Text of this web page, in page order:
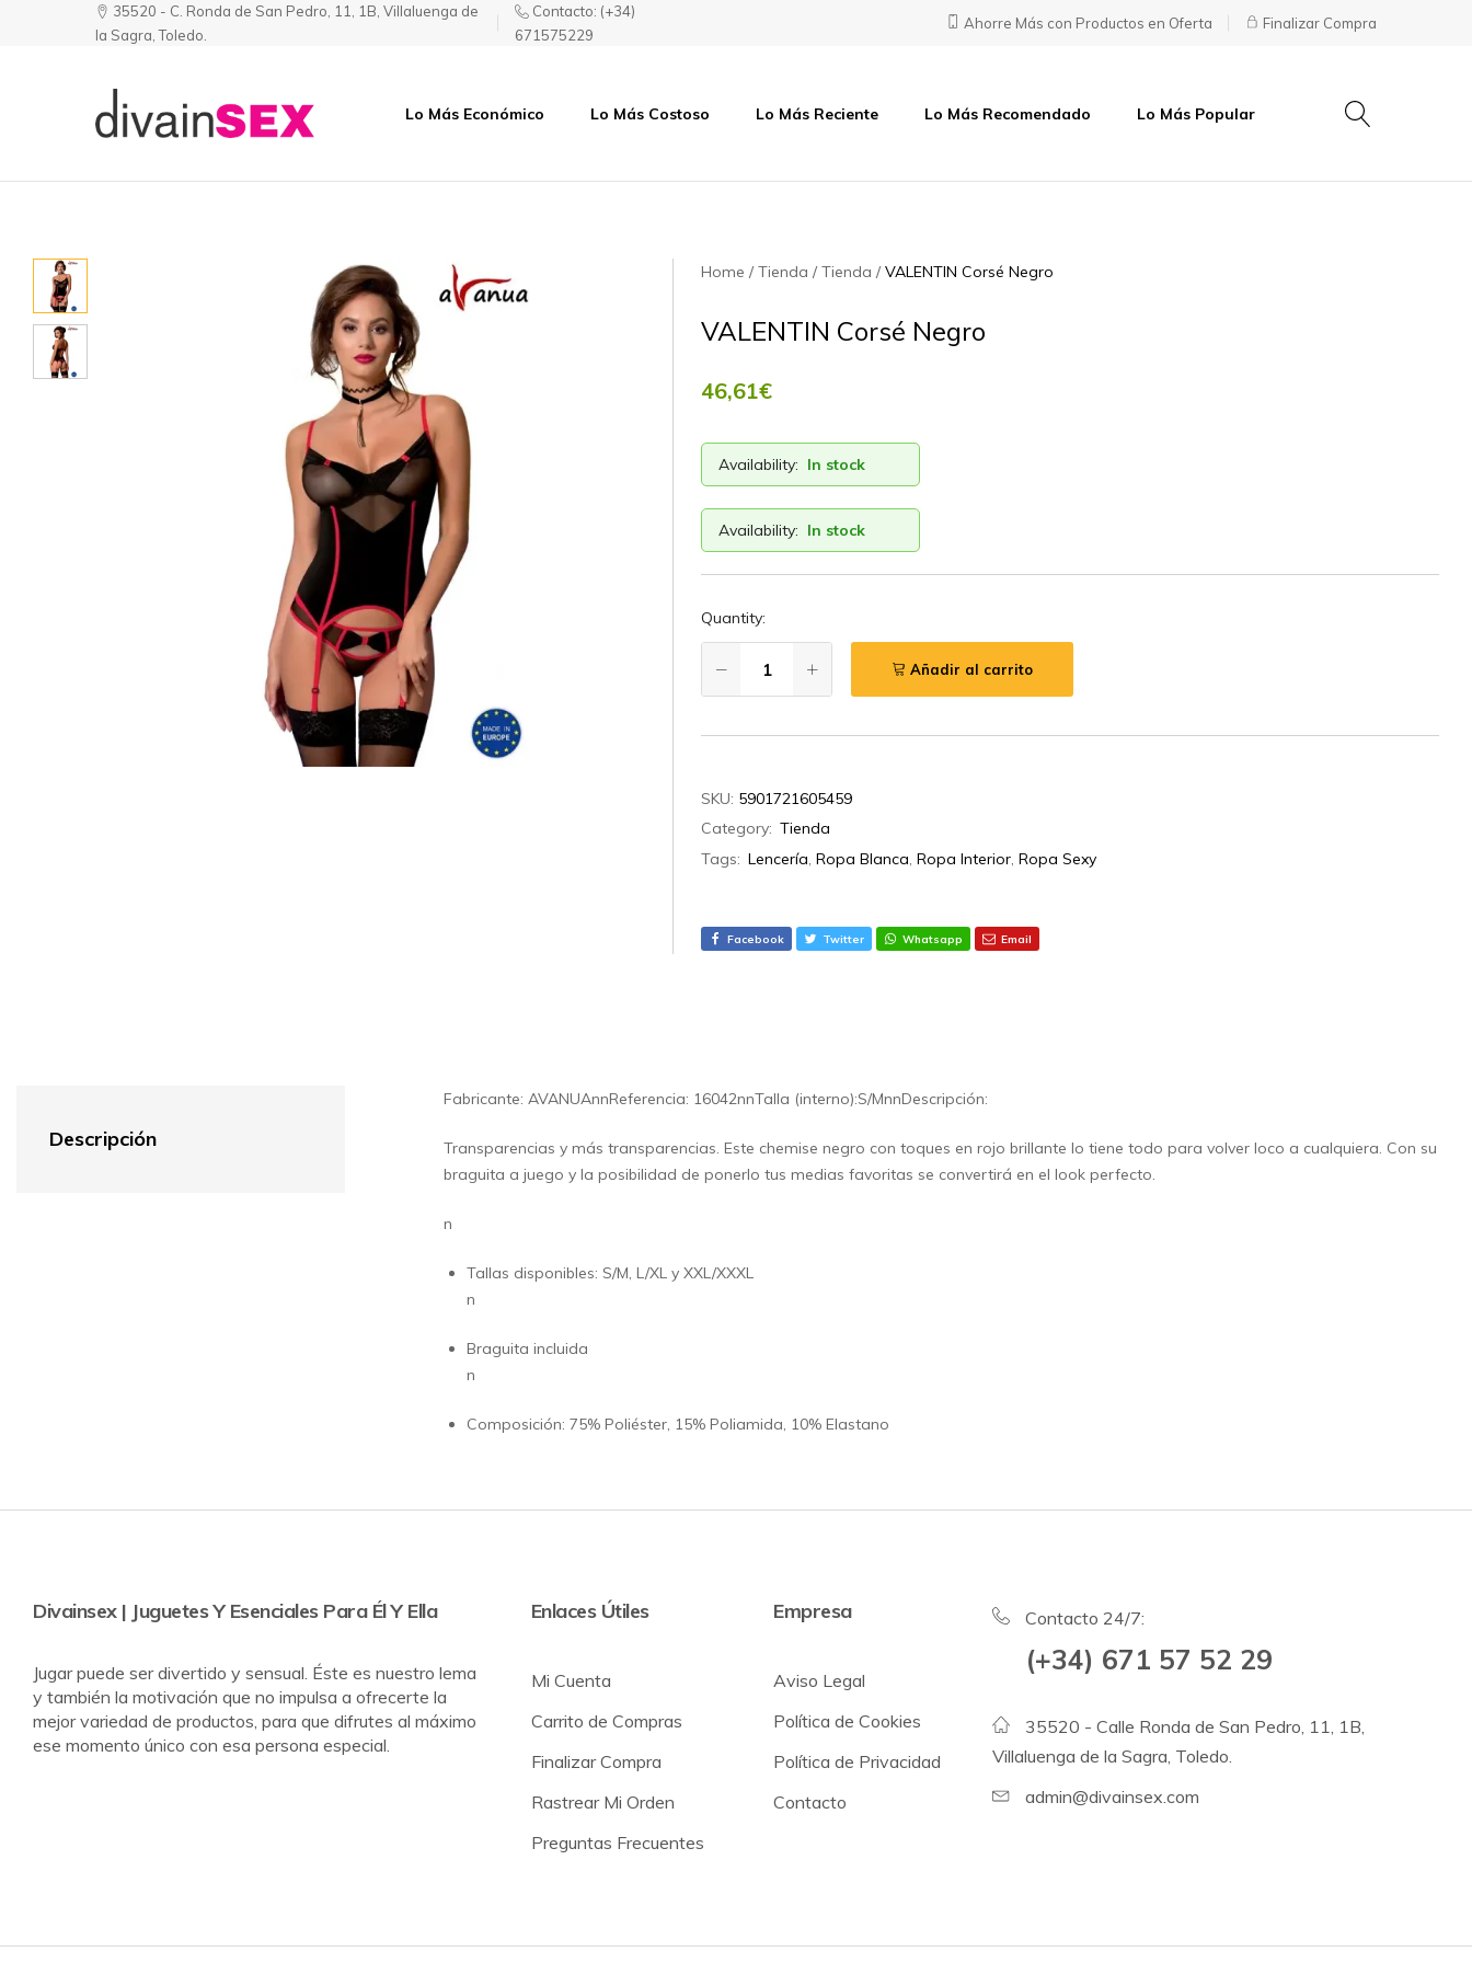
35520 - C. Ronda de San Pedro, 11, 1B, Villaluenga de
la Sagra, Toledo.
Contacto: (+34)
671575229
Ahorre Más con Productos en Oferta Finalizar Compra
|Puede
Lo Más Económico Lo Más Costoso Lo Más Reciente Lo Más Recomendado Lo Más Popular
Home Tienda Tienda VALENTIN Corsé Negro
VALENTIN Corsé Negro
46,61€
Availability: In stock
Availability: In stock
Quantity:
Añadir al carrito
SKU: 5901721605459
Category: Tienda
Tags: Lencería,Ropa Blanca,Ropa Interior,Ropa Sexy
Facebook Twitter Whatsapp Email
Descripción
Fabricante: AVANUAnnReferencia: 16042nnTalla (interno):S/MnnDescripción:
Transparencias y más transparencias. Este chemise negro con toques en rojo brillante lo tiene todo para volver loco a cualquiera. Con su
braguita a juego y la posibilidad de ponerlo tus medias favoritas se convertirá en el look perfecto.
n
Tallas disponibles: S/M, L/XL y XXL/XXXL
n
Braguita incluida
n
Composición: 75% Poliéster, 15% Poliamida, 10% Elastano
Divainsex | Juguetes Y Esenciales Para Él Y Ella
Jugar puede ser divertido y sensual. Éste es nuestro lema
y también la motivación que no impulsa a ofrecerte la
mejor variedad de productos, para que difrutes al máximo
ese momento único con esa persona especial.
Enlaces Útiles
Mi Cuenta
Carrito de Compras
Finalizar Compra
Rastrear Mi Orden
Preguntas Frecuentes
Empresa
Aviso Legal
Política de Cookies
Política de Privacidad
Contacto
Contacto 24/7:
(+34) 671 57 52 29
35520 - Calle Ronda de San Pedro, 11, 1B,
Villaluenga de la Sagra, Toledo.
admin@divainsex.com